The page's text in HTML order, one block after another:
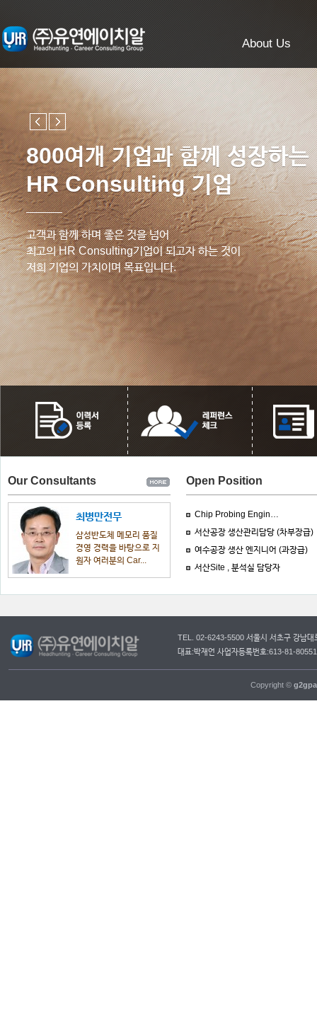
About Us
800여개 기업과 함께 성장하는
HR Consulting 기업
고객과 함께 하며 좋은 것을 넘어
최고의 HR Consulting기업이 되고자 하는 것이
저희 기업의 가치이며 목표입니다.
Our Consultants
최병만전무
삼성반도체 메모리 품질
경영 경력을 바탕으로 지
원자 여러분의 Car...
Open Position
Chip Probing Engin…
서산공장 생산관리담당 (차부장급)
여수공장 생산 엔지니어 (과장급)
서산Site , 분석실 담당자
TEL. 02-6243-5500 서울시 서초구 강남대
대표:박재언 사업자등록번호:613-81-
Copyright ©